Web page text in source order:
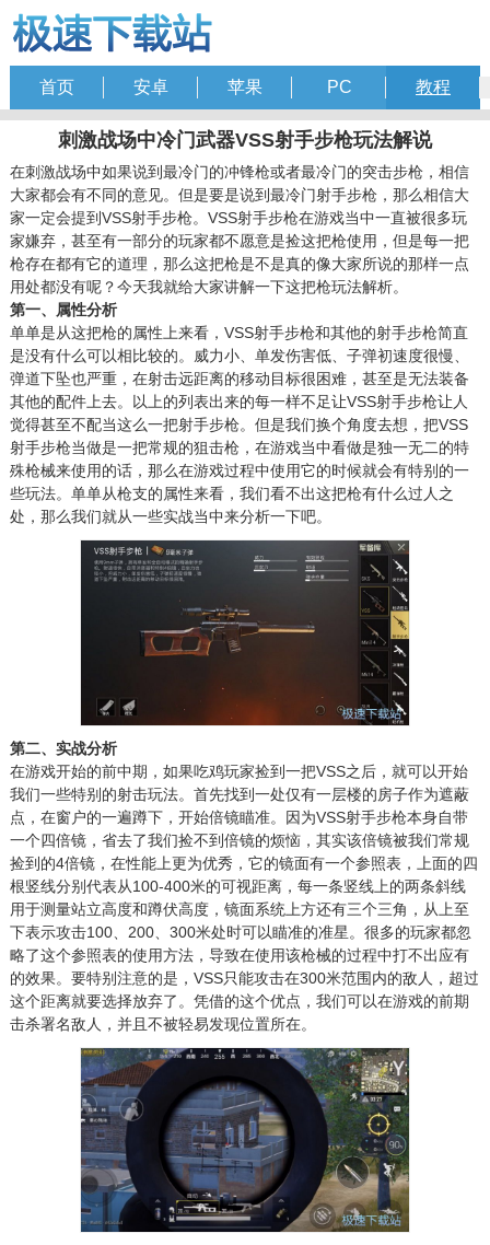
首页 安卓 苹果 PC 教程
刺激战场中冷门武器VSS射手步枪玩法解说
在刺激战场中如果说到最冷门的冲锋枪或者最冷门的突击步枪，相信
大家都会有不同的意见。但是要是说到最冷门射手步枪，那么相信大
家一定会提到VSS射手步枪。VSS射手步枪在游戏当中一直被很多玩
家嫌弃，甚至有一部分的玩家都不愿意是捡这把枪使用，但是每一把
枪存在都有它的道理，那么这把枪是不是真的像大家所说的那样一点
用处都没有呢？今天我就给大家讲解一下这把枪玩法解析。
第一、属性分析
单单是从这把枪的属性上来看，VSS射手步枪和其他的射手步枪简直
是没有什么可以相比较的。威力小、单发伤害低、子弹初速度很慢、
弹道下坠也严重，在射击远距离的移动目标很困难，甚至是无法装备
其他的配件上去。以上的列表出来的每一样不足让VSS射手步枪让人
觉得甚至不配当这么一把射手步枪。但是我们换个角度去想，把VSS
射手步枪当做是一把常规的狙击枪，在游戏当中看做是独一无二的特
殊枪械来使用的话，那么在游戏过程中使用它的时候就会有特别的一
些玩法。单单从枪支的属性来看，我们看不出这把枪有什么过人之
处，那么我们就从一些实战当中来分析一下吧。
第二、实战分析
在游戏开始的前中期，如果吃鸡玩家捡到一把VSS之后，就可以开始
我们一些特别的射击玩法。首先找到一处仅有一层楼的房子作为遮蔽
点，在窗户的一遍蹲下，开始倍镜瞄准。因为VSS射手步枪本身自带
一个四倍镜，省去了我们捡不到倍镜的烦恼，其实该倍镜被我们常规
捡到的4倍镜，在性能上更为优秀，它的镜面有一个参照表，上面的四
根竖线分别代表从100-400米的可视距离，每一条竖线上的两条斜线
用于测量站立高度和蹲伏高度，镜面系统上方还有三个三角，从上至
下表示攻击100、200、300米处时可以瞄准的准星。很多的玩家都忽
略了这个参照表的使用方法，导致在使用该枪械的过程中打不出应有
的效果。要特别注意的是，VSS只能攻击在300米范围内的敌人，超过
这个距离就要选择放弃了。凭借的这个优点，我们可以在游戏的前期
击杀署名敌人，并且不被轻易发现位置所在。